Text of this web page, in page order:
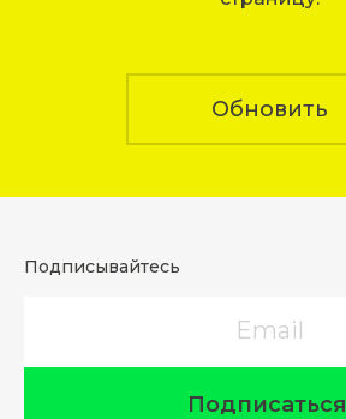
Обновить
Подписывайтесь
Подписаться